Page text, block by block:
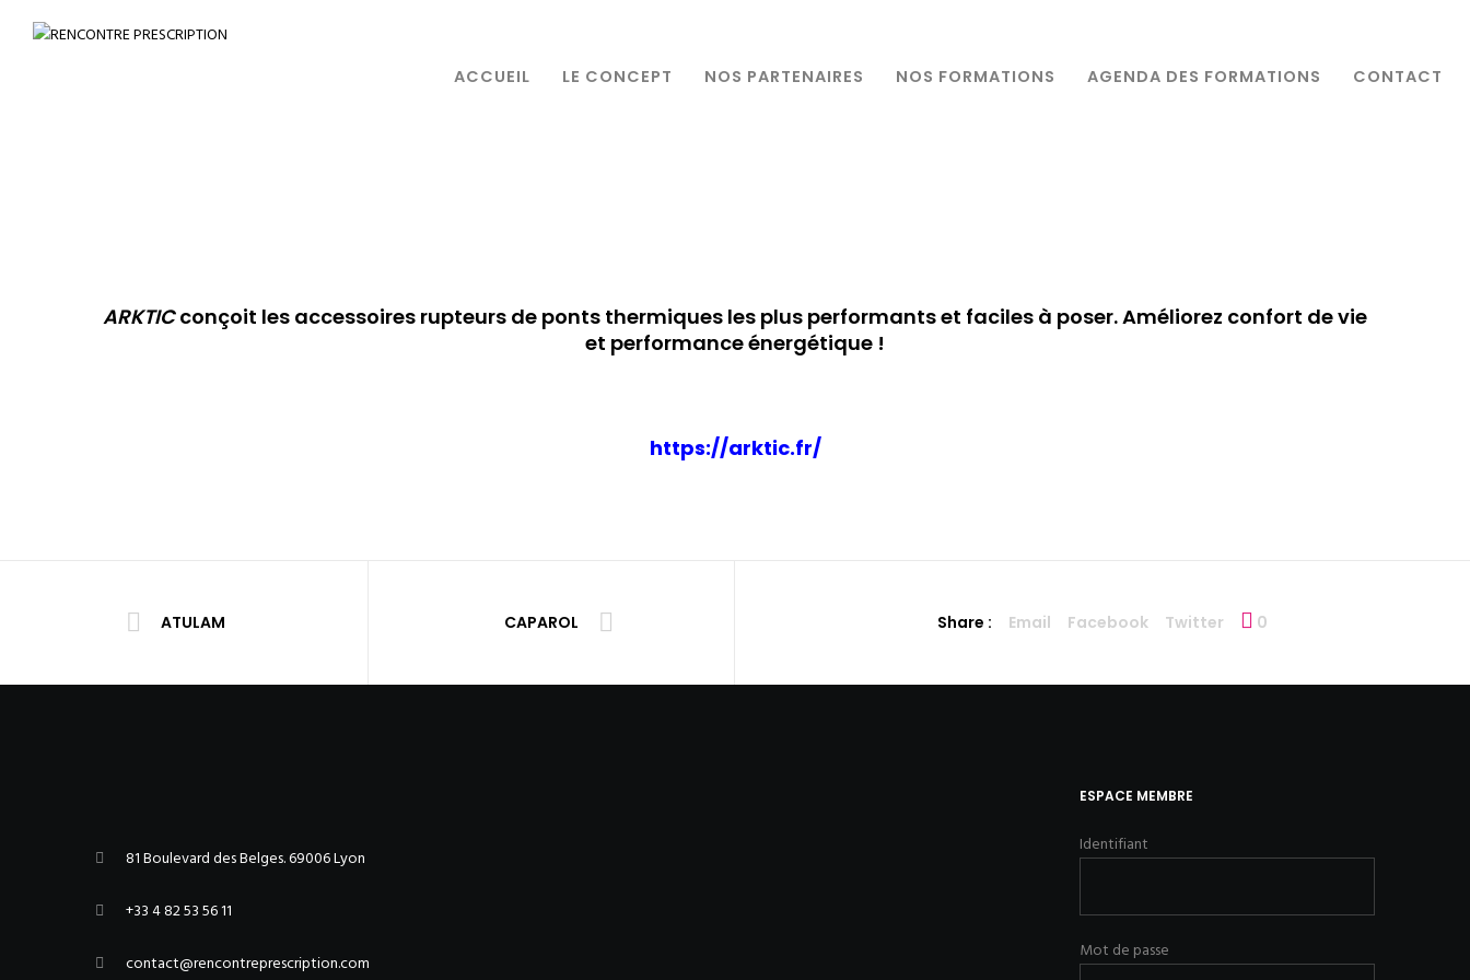
ACCUEIL LE CONCEPT NOS PARTENAIRES NOS FORMATIONS AGENDA DES FORMATIONS CONTACT
ARKTICconçoit les accessoires rupteurs de ponts thermiques les plus performants et faciles à poser. Améliorez confort de vie
et performance énergétique !
https://arktic.fr/
ATULAM CAPAROL Share : Email Facebook Twitter 0
81 Boulevard des Belges. 69006 Lyon
+33 4 82 53 56 11
contact@rencontreprescription.com
ESPACE MEMBRE
Identifiant
Mot de passe